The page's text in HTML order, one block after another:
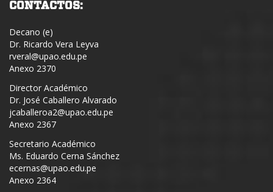
CONTACTOS:
Decano (e)
Dr. Ricardo Vera Leyva
rveral@upao.edu.pe
Anexo 2370
Director Académico
Dr. José Caballero Alvarado
jcaballeroa2@upao.edu.pe
Anexo 2367
Secretario Académico
Ms. Eduardo Cerna Sánchez
ecernas@upao.edu.pe
Anexo 2364